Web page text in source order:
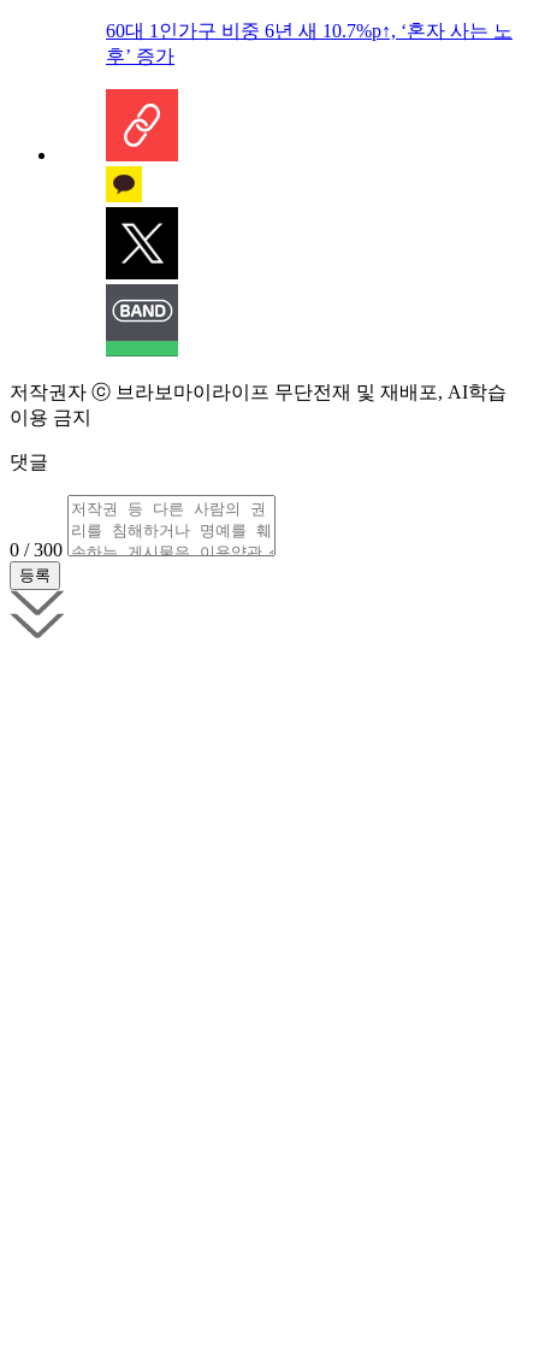
60대 1인가구 비중 6년 새 10.7%p↑, ‘혼자 사는 노
후’ 증가
저작권자 ⓒ 브라보마이라이프 무단전재 및 재배포, AI학습
이용 금지
댓글
0 / 300